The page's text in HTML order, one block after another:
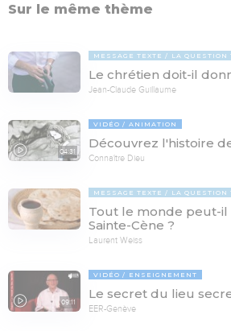
Sur le même thème
MESSAGE TEXTE LA QUESTION
Le chrétien doit-il
Jean-Claude Guillaume
04:31
VIDÉO ANIMATION
Découvrez l'histoire
Connaître Dieu
MESSAGE TEXTE LA QUESTION
Tout le monde peut-il
Sainte-Cène ?
Laurent Weiss
09:11
VIDÉO ENSEIGNEMENT
Le secret du lieu
EER-Genève